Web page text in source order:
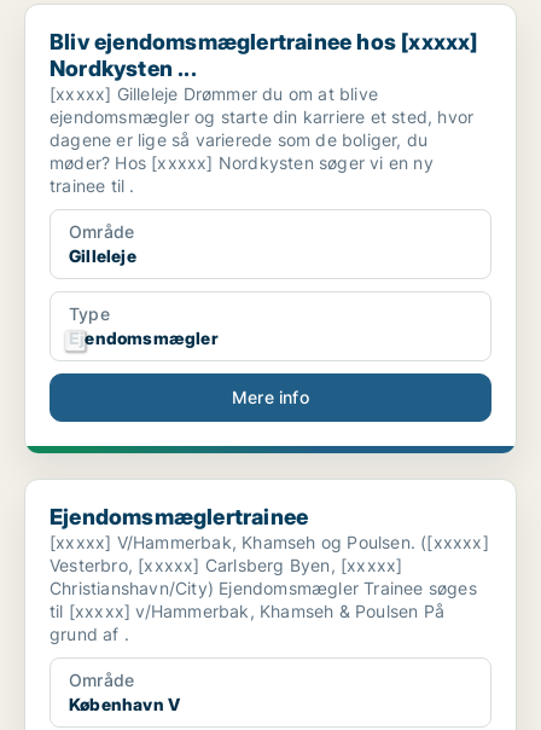
Bliv ejendomsmæglertrainee hos [xxxxx] Nordkysten ...
Bliv ejendomsmæglertrainee hos [xxxxx]
Nordkysten ...
[xxxxx] Gilleleje Drømmer du om at blive
ejendomsmægler og starte din karriere et sted, hvor
dagene er lige så varierede som de boliger, du
møder? Hos [xxxxx] Nordkysten søger vi en ny
trainee til .
Område
Gilleleje
Type
Ejendomsmægler
Mere info
Ejendomsmæglertrainee
Ejendomsmæglertrainee
[xxxxx] V/Hammerbak, Khamseh og Poulsen. ([xxxxx]
Vesterbro, [xxxxx] Carlsberg Byen, [xxxxx]
Christianshavn/City) Ejendomsmægler Trainee søges
til [xxxxx] v/Hammerbak, Khamseh & Poulsen På
grund af .
Område
København V